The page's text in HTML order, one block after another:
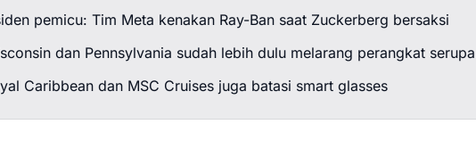
pemicu: Tim Meta kenakan Ray-Ban saat Zuckerberg bersaksi
dan Pennsylvania sudah lebih dulu melarang perangkat serupa
Caribbean dan MSC Cruises juga batasi smart glasses